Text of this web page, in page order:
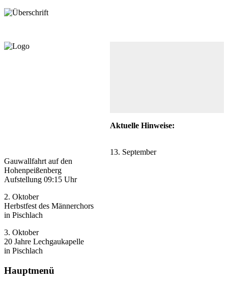
Aktuelle Hinweise:
13. September
Gauwallfahrt auf den
Hohenpeißenberg
Aufstellung 09:15 Uhr
2. Oktober
Herbstfest des Männerchors
in Pischlach
3. Oktober
20 Jahre Lechgaukapelle
in Pischlach
Hauptmenü